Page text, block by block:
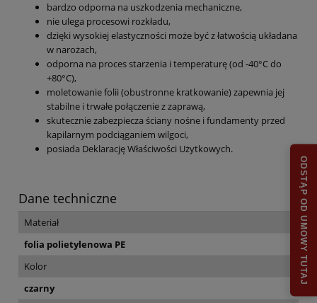
bardzo odporna na uszkodzenia mechaniczne,
nie ulega procesowi rozkładu,
dzięki wysokiej elastyczności może być z łatwością układana
w narożach,
odporna na proces starzenia i temperaturę (od -40°C do
+80°C),
moletowanie folii (obustronne kratkowanie) zapewnia jej
stabilne i trwałe połączenie z zaprawą,
skutecznie zabezpiecza ściany nośne i fundamenty przed
kapilarnym podciąganiem wilgoci,
posiada Deklarację Właściwości Użytkowych.
Dane techniczne
Materiał
folia polietylenowa PE
Kolor
czarny
ODSTĄP OD UMOWY TUTAJ